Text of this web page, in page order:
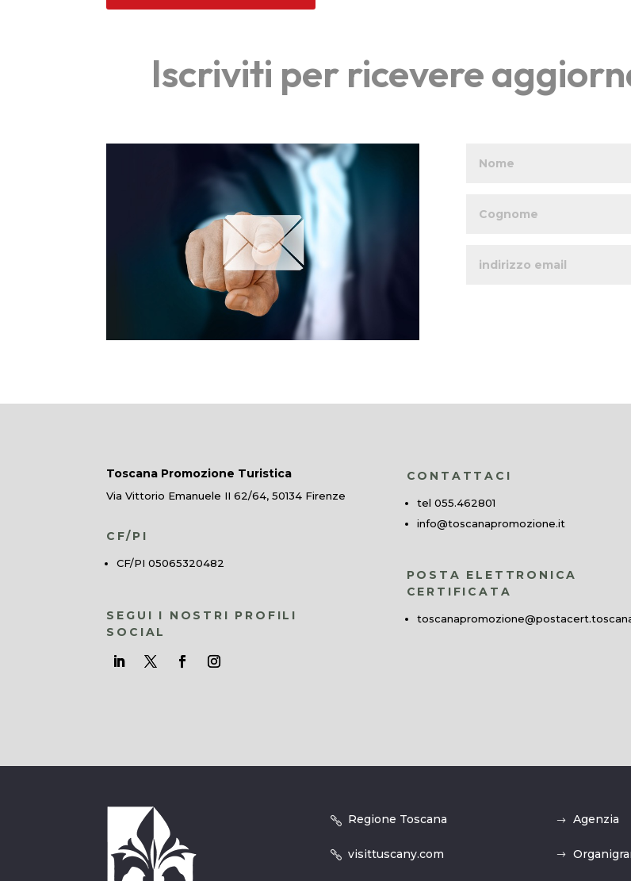
Iscriviti per ricevere
Toscana Promozione Turistica
Via Vittorio Emanuele II 62/64, 50134 Firenze
CF/PI
CF/PI 05065320482
SEGUI I NOSTRI PROFILI
SOCIAL
CONTATTACI
tel 055.462801
info@toscanapromozione.it
POSTA ELETTRONICA
CERTIFICATA
Regione Toscana
visittuscany.com
Agenzia